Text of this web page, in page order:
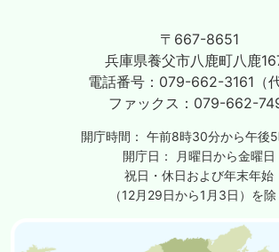
〒667-8651
兵庫県養父市八鹿町八鹿
電話番号： 079-662-3161（代
ファックス： 079-662-
開庁時間： 午前8時30分から午後
開庁日：
月曜日から金曜日
祝日・休日および年末年始
（12月29日から1月3日）を除